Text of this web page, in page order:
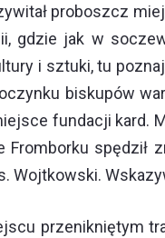
proboszcz
gdzie jak w
i sztuki, tu
biskupów
fundacji kard.
Fromborku
Wojtkowski.
przenikniętym